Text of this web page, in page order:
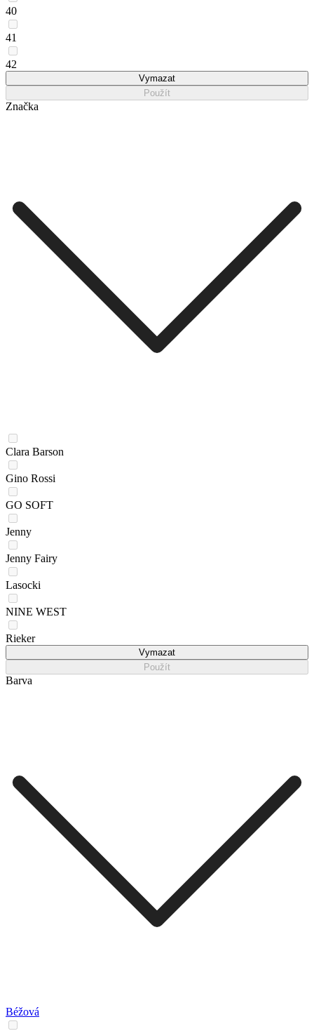
40
41
42
Vymazat
Použít
Značka
Clara Barson
Gino Rossi
GO SOFT
Jenny
Jenny Fairy
Lasocki
NINE WEST
Rieker
Vymazat
Použít
Barva
Béžová